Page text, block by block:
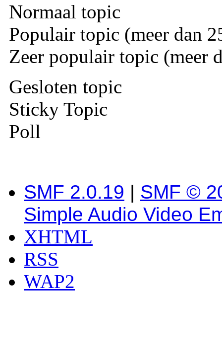
Normaal topic
Populair topic (meer dan
Zeer populair topic (meer
Gesloten topic
Sticky Topic
Poll
SMF 2.0.19 | SMF ©
Simple Audio Video
XHTML
RSS
WAP2